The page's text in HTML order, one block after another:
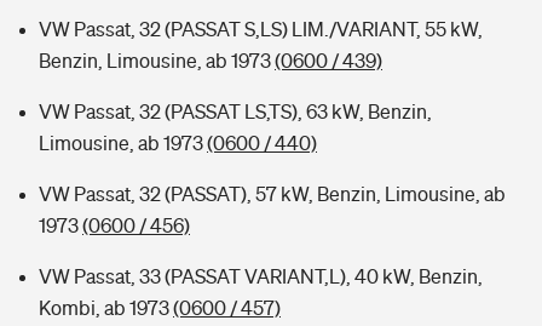
Sie haben Fragen?
VW Passat, 32 (PASSAT S,LS) LIM./VARIANT, 55 kW,
Benzin, Limousine, ab 1973(0600 / 439)
VW Passat, 32 (PASSAT LS,TS), 63 kW, Benzin,
Limousine, ab 1973(0600 / 440)
VW Passat, 32 (PASSAT), 57 kW, Benzin, Limousine, ab
1973(0600 / 456)
VW Passat, 33 (PASSAT VARIANT,L), 40 kW, Benzin,
Kombi, ab 1973(0600 / 457)